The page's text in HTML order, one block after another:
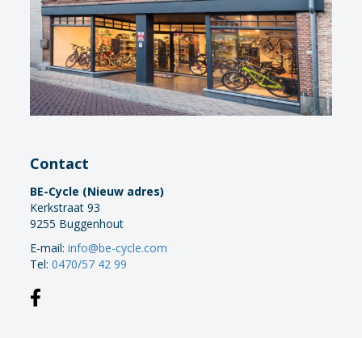
Contact
BE-Cycle (Nieuw adres)
Kerkstraat 93
9255 Buggenhout
E-mail:info@be-cycle.com
Tel:0470/57 42 99